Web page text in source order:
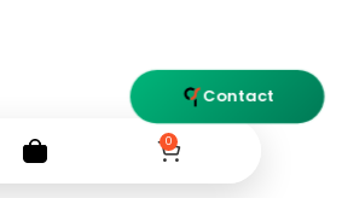
0
Contact